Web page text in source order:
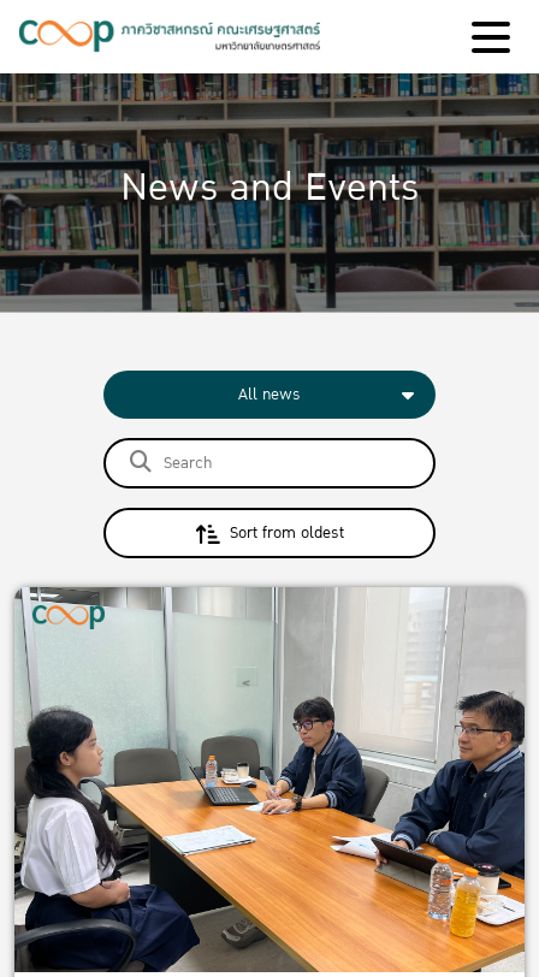
News and Events
All news
Sort from oldest